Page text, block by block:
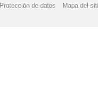
Protección de datos Mapa del